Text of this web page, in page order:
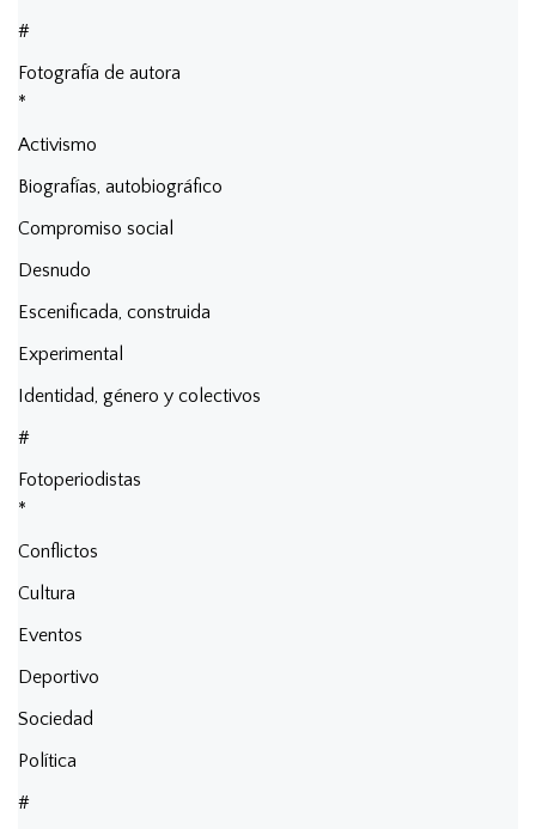
#
Fotografía de autora
*
Activismo
Biografías, autobiográfico
Compromiso social
Desnudo
Escenificada, construida
Experimental
Identidad, género y colectivos
#
Fotoperiodistas
*
Conflictos
Cultura
Eventos
Deportivo
Sociedad
Política
#